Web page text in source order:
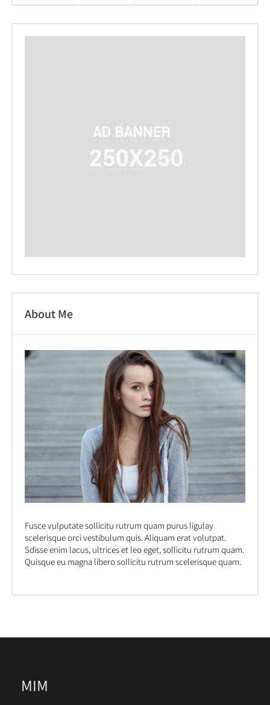
About Me
Fusce vulputate sollicitu rutrum quam purus ligulay
scelerisque orci vestibulum quis. Aliquam erat volutpat.
Sdisse enim lacus, ultrices et leo eget, sollicitu rutrum quam.
Quisque eu magna libero sollicitu rutrum scelerisque quam.
MIM